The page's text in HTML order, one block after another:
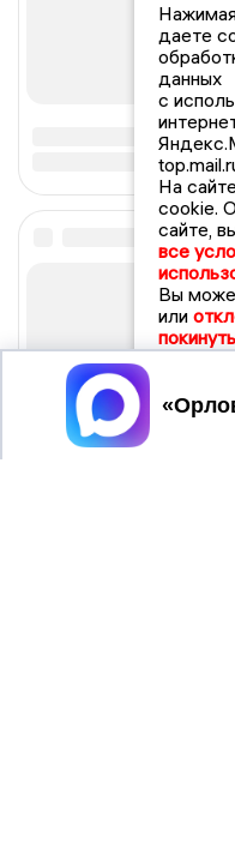
даете
данных
с
На
cookie.
сайте,
все
Вы
или